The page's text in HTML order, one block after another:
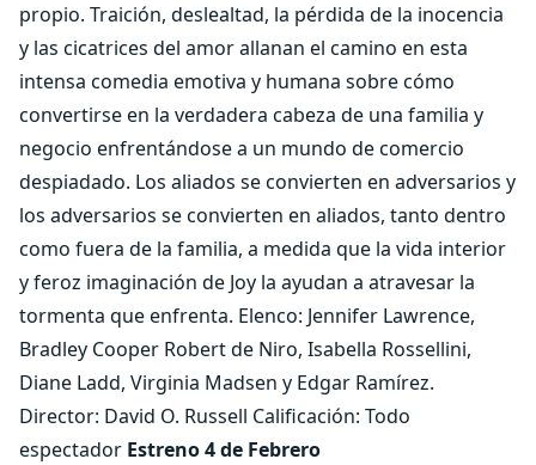
propio. Traición, deslealtad, la pérdida de la inocencia
y las cicatrices del amor allanan el camino en esta
intensa comedia emotiva y humana sobre cómo
convertirse en la verdadera cabeza de una familia y
negocio enfrentándose a un mundo de comercio
despiadado. Los aliados se convierten en adversarios y
los adversarios se convierten en aliados, tanto dentro
como fuera de la familia, a medida que la vida interior
y feroz imaginación de Joy la ayudan a atravesar la
tormenta que enfrenta. Elenco: Jennifer Lawrence,
Bradley Cooper Robert de Niro, Isabella Rossellini,
Diane Ladd, Virginia Madsen y Edgar Ramírez.
Director: David O. Russell Calificación: Todo
espectador Estreno 4 de Febrero